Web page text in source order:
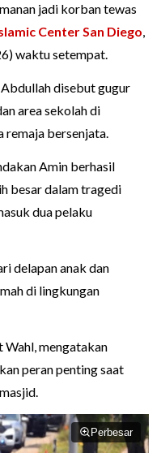
jadi korban tewas
Center San Diego,
waktu setempat.
disebut gugur
area sekolah di
remaja bersenjata.
Amin berhasil
besar dalam tragedi
dua pelaku
delapan anak dan
di lingkungan
Wahl, mengatakan
peran penting saat
Perbesar